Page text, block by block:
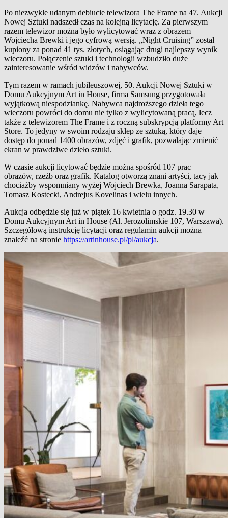
Po niezwykle udanym debiucie telewizora The Frame na 47. Aukcji
Nowej Sztuki nadszedł czas na kolejną licytację. Za pierwszym
razem telewizor można było wylicytować wraz z obrazem
Wojciecha Brewki i jego cyfrową wersją. „Night Cruising” został
kupiony za ponad 41 tys. złotych, osiągając drugi najlepszy wynik
wieczoru. Połączenie sztuki i technologii wzbudziło duże
zainteresowanie wśród widzów i nabywców.
Tym razem w ramach jubileuszowej, 50. Aukcji Nowej Sztuki w
Domu Aukcyjnym Art in House, firma Samsung przygotowała
wyjątkową niespodziankę. Nabywca najdroższego dzieła tego
wieczoru powróci do domu nie tylko z wylicytowaną pracą, lecz
także z telewizorem The Frame i z roczną subskrypcją platformy Art
Store. To jedyny w swoim rodzaju sklep ze sztuką, który daje
dostęp do ponad 1400 obrazów, zdjęć i grafik, pozwalając zmienić
ekran w prawdziwe dzieło sztuki.
W czasie aukcji licytować będzie można spośród 107 prac –
obrazów, rzeźb oraz grafik. Katalog otworzą znani artyści, tacy jak
chociażby wspomniany wyżej Wojciech Brewka, Joanna Sarapata,
Tomasz Kostecki, Andrejus Kovelinas i wielu innych.
Aukcja odbędzie się już w piątek 16 kwietnia o godz. 19.30 w
Domu Aukcyjnym Art in House (Al. Jerozolimskie 107, Warszawa).
Szczegółową instrukcję licytacji oraz regulamin aukcji można
znaleźć na stronie https://artinhouse.pl/pl/aukcja.